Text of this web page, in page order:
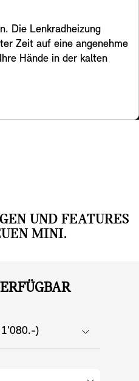
Die Lenkradheizung
Zeit auf eine angenehme
Hände in der kalten
UND FEATURES
MINI.
)